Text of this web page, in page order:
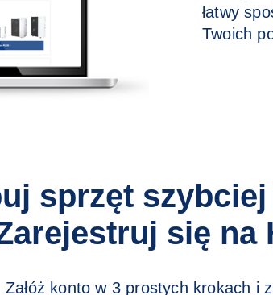
łatwy
Twoich
sprzęt
się na
Załóż konto w 3 prostych krokach i